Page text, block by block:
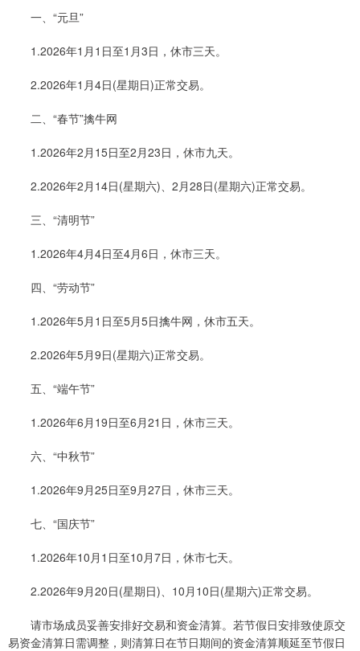
一、“元旦”
1.2026年1月1日至1月3日，休市三天。
2.2026年1月4日(星期日)正常交易。
二、“春节”擒牛网
1.2026年2月15日至2月23日，休市九天。
2.2026年2月14日(星期六)、2月28日(星期六)正常交易。
三、“清明节”
1.2026年4月4日至4月6日，休市三天。
四、“劳动节”
1.2026年5月1日至5月5日擒牛网，休市五天。
2.2026年5月9日(星期六)正常交易。
五、“端午节”
1.2026年6月19日至6月21日，休市三天。
六、“中秋节”
1.2026年9月25日至9月27日，休市三天。
七、“国庆节”
1.2026年10月1日至10月7日，休市七天。
2.2026年9月20日(星期日)、10月10日(星期六)正常交易。
请市场成员妥善安排好交易和资金清算。若节假日安排致使原交
易资金清算日需调整，则清算日在节日期间的资金清算顺延至节假日